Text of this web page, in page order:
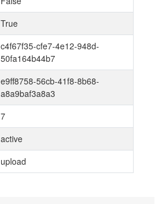
True
c4f67f35-cfe7-4e12-948d-
50fa164b44b7
e9ff8758-56cb-41f8-8b68-
a8a9baf3a8a3
7
active
upload